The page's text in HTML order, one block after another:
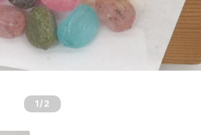
1 /2